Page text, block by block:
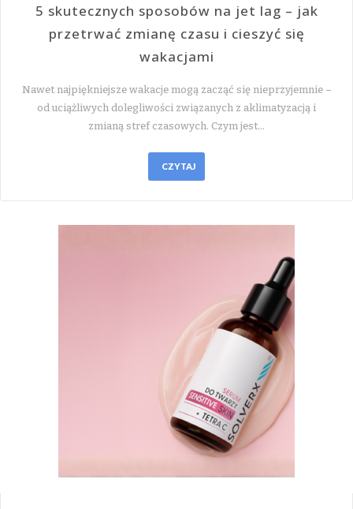
5 skutecznych sposobów na jet lag – jak
przetrwać zmianę czasu i cieszyć się
wakacjami
Nawet najpiękniejsze wakacje mogą zacząć się nieprzyjemnie –
od uciążliwych dolegliwości związanych z aklimatyzacją i
zmianą stref czasowych. Czym jest…
CZYTAJ